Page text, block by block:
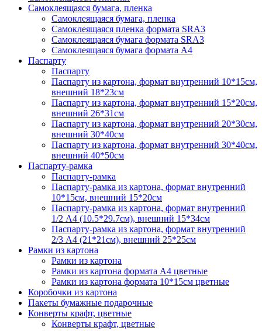
Самоклеящаяся бумага, пленка
Самоклеящаяся бумага, пленка
Самоклеящаяся пленка формата SRА3
Самоклеящаяся бумага формата SRА3
Самоклеящаяся бумага формата А4
Паспарту
Паспарту
Паспарту из картона, формат внутренний 10*15см,
внешний 18*23см
Паспарту из картона, формат внутренний 15*20см,
внешний 26*31см
Паспарту из картона, формат внутренний 20*30см,
внешний 30*40см
Паспарту из картона, формат внутренний 30*40см,
внешний 40*50см
Паспарту-рамка
Паспарту-рамка
Паспарту-рамка из картона, формат внутренний
10*15см, внешний 15*20см
Паспарту-рамка из картона, формат внутренний
1/2 А4 (10.5*29.7см), внешний 15*34см
Паспарту-рамка из картона, формат внутренний
2/3 А4 (21*21см), внешний 25*25см
Рамки из картона
Рамки из картона
Рамки из картона формата А4 цветные
Рамки из картона формата 10*15см цветные
Коробочки из картона
Пакеты бумажные подарочные
Конверты крафт, цветные
Конверты крафт, цветные